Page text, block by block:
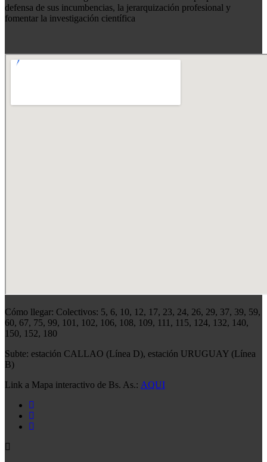
defensa de sus incumbencias, la jerarquización profesional y
fomentar la investigación científica
Cómo llegar: Colectivos: 5, 6, 10, 12, 17, 23, 24, 26, 29, 37, 39, 59,
60, 67, 75, 99, 101, 102, 106, 108, 109, 111, 115, 124, 132, 140,
150, 152, 180
Subte: estación CALLAO (Línea D), estación URUGUAY (Línea
B)
Link a Mapa interactivo de Bs. As.: AQUI